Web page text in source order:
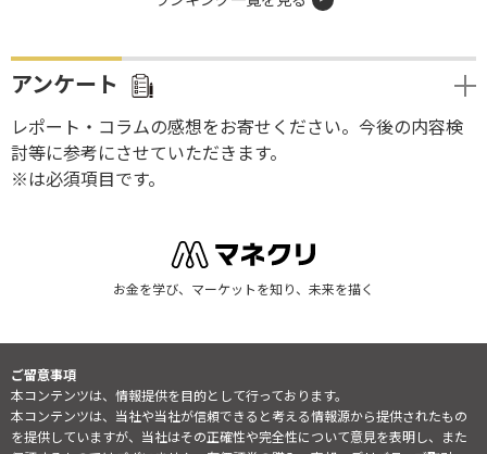
アンケート
レポート・コラムの感想をお寄せください。今後の内容検
討等に参考にさせていただきます。
※は必須項目です。
お金を学び、マーケットを知り、未来を描く
ご留意事項
本コンテンツは、情報提供を目的として行っております。
本コンテンツは、当社や当社が信頼できると考える情報源から提供されたもの
を提供していますが、当社はその正確性や完全性について意見を表明し、また